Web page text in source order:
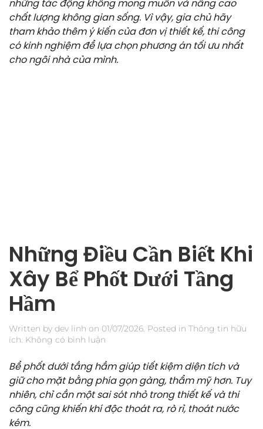
những tác động không mong muốn và nâng cao
chất lượng không gian sống. Vì vậy, gia chủ hãy
tham khảo thêm ý kiến của đơn vị thiết kế, thi công
có kinh nghiệm để lựa chọn phương án tối ưu nhất
cho ngôi nhà của mình.
Những Điều Cần Biết Khi
Xây Bể Phốt Dưới Tầng
Hầm
Written by dev linh on 01/07/2026 . Posted in Thông tin hữu
ích Không có bình luận
Điều
Cần
Biết
Khi
Xây
Bể
Bể phốt dưới tầng hầm giúp tiết kiệm diện tích và
giữ cho mặt bằng phía gọn gàng, thẩm mỹ hơn. Tuy
nhiên, chỉ cần một sai sót nhỏ trong thiết kế và thi
công cũng khiến khí độc thoát ra, rò rỉ, thoát nước
kém.